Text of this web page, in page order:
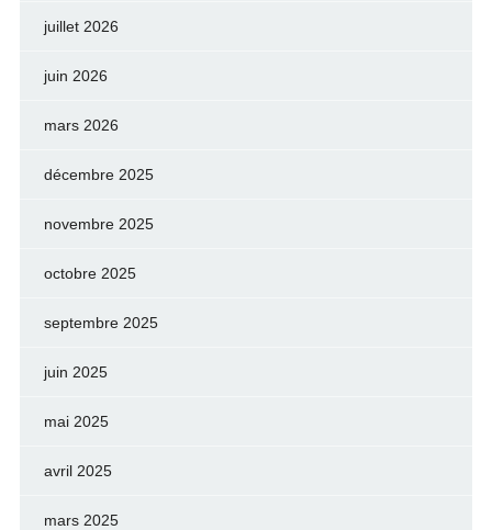
juillet 2026
juin 2026
mars 2026
décembre 2025
novembre 2025
octobre 2025
septembre 2025
juin 2025
mai 2025
avril 2025
mars 2025